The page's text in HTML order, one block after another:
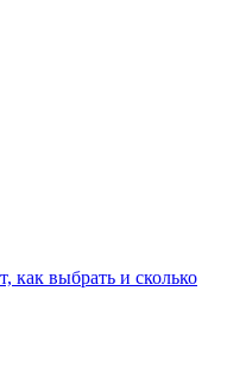
как выбрать и сколько